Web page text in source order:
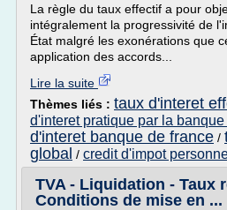
La règle du taux effectif a pour
intégralement la progressivité de
État malgré les exonérations que
application des accords...
Lire la suite
Thèmes liés : taux d'interet
d'interet pratique par la
d'interet banque de france /
global / credit d'impot
TVA - Liquidation - Taux
Conditions de mise en ...